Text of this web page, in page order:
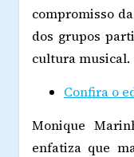
compromisso
dos grupos
cultura musical.
Confira o
Monique
enfatiza que